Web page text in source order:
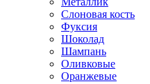
Слоновая кость
Фуксия
Шоколад
Шампань
Оливковые
Оранжевые